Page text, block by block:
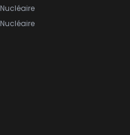
Nucléaire
Nucléaire